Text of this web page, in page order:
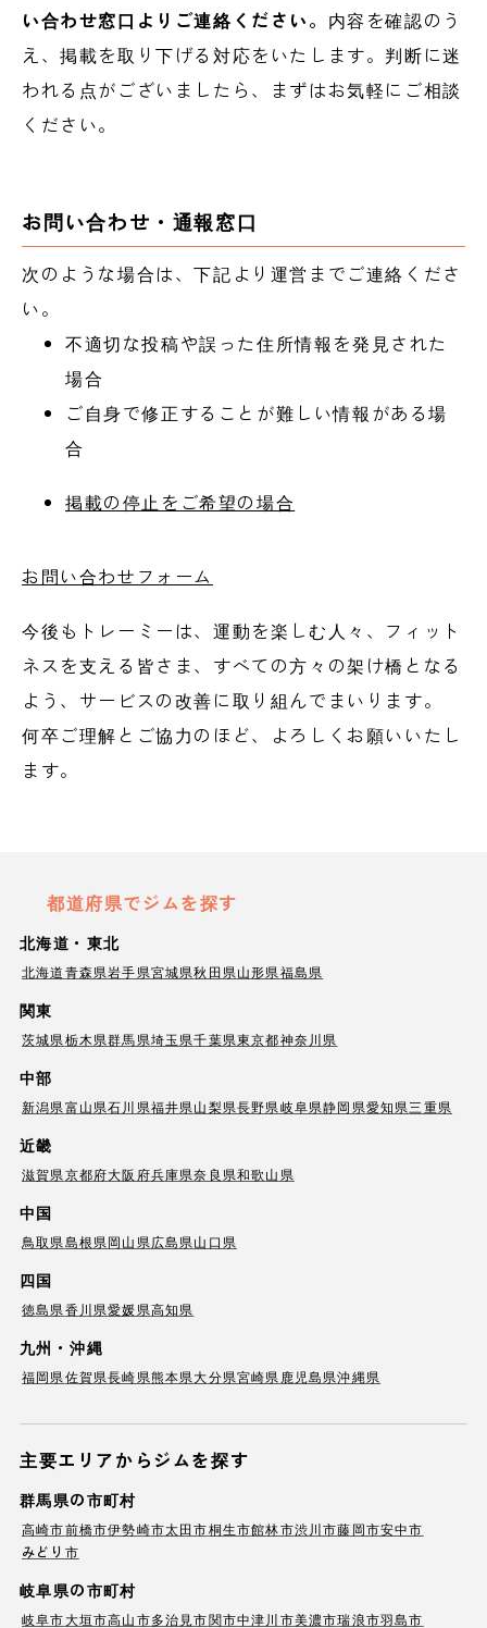
い合わせ窓口よりご連絡ください。 内容を確認のう
え、掲載を取り下げる対応をいたします。判断に迷
われる点がございましたら、まずはお気軽にご相談
ください。
お問い合わせ・通報窓口
次のような場合は、下記より運営までご連絡くださ
い。
不適切な投稿や誤った住所情報を発見された
場合
ご自身で修正することが難しい情報がある場
合
掲載の停止をご希望の場合
お問い合わせフォーム
今後もトレーミーは、運動を楽しむ人々、フィット
ネスを支える皆さま、すべての方々の架け橋となる
よう、サービスの改善に取り組んでまいります。
何卒ご理解とご協力のほど、よろしくお願いいたし
ます。
都道府県でジムを探す
北海道・東北
北海道青森県岩手県宮城県秋田県山形県福島県
関東
茨城県栃木県群馬県埼玉県千葉県東京都神奈川県
中部
新潟県富山県石川県福井県山梨県長野県岐阜県静岡県愛知県三重県
近畿
滋賀県京都府大阪府兵庫県奈良県和歌山県
中国
鳥取県島根県岡山県広島県山口県
四国
徳島県香川県愛媛県高知県
九州・沖縄
福岡県佐賀県長崎県熊本県大分県宮崎県 鹿児島県沖縄県
主要エリアからジムを探す
群馬県の市町村
高崎市前橋市伊勢崎市太田市桐生市館林市渋川市藤岡市安中市
みどり市
岐阜県の市町村
岐阜市大垣市高山市多治見市関市中津川市美濃市瑞浪市羽島市